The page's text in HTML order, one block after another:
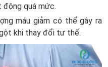
động quá mức.
máu giảm có thể gây ra
khi thay đổi tư thế.